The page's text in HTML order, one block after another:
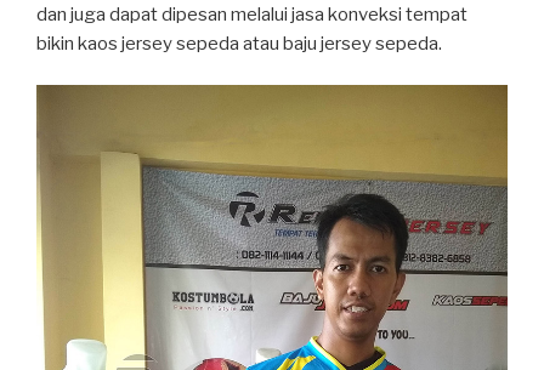
dan juga dapat dipesan melalui jasa konveksi tempat
bikin kaos jersey sepeda atau baju jersey sepeda.